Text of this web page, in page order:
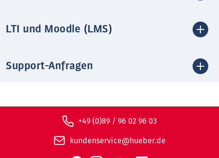
LTI und Moodle (LMS)
Support-Anfragen
+49 (0)89 / 96 02 96 03
kundenservice@hueber.de